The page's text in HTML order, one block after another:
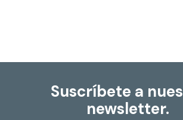
Suscríbete a
newsletter.